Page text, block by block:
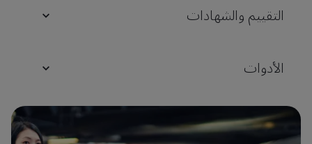
التقييم والشهادات
الأدوات